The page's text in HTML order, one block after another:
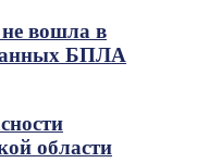
не вошла в
БПЛА
области